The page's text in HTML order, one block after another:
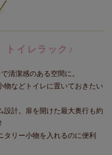
トイレラック♪
清潔感のある空間に。
物などトイレに置いておきたい
設計。扉を開けた最大奥行も約
タリー小物を入れるのに便利